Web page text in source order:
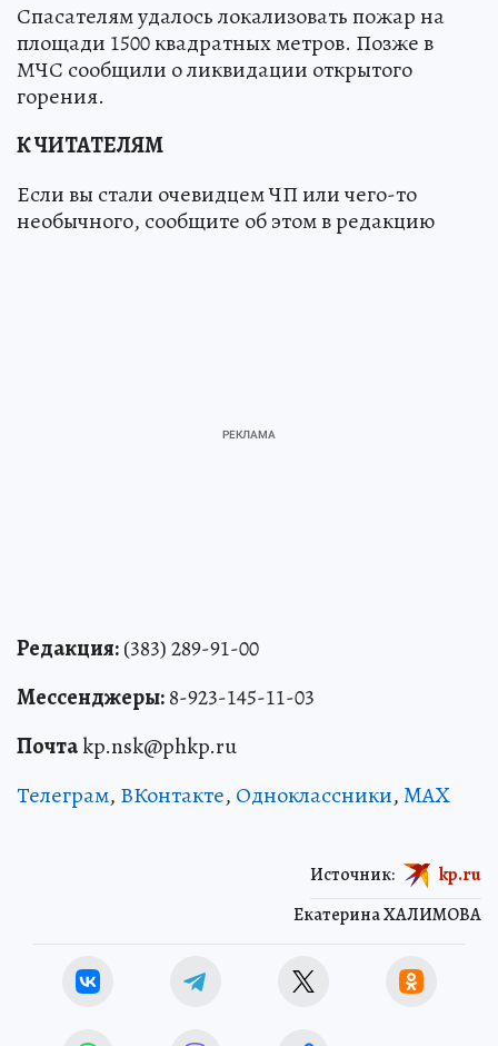
Спасателям удалось локализовать пожар на
площади 1500 квадратных метров. Позже в
МЧС сообщили о ликвидации открытого
горения.
К ЧИТАТЕЛЯМ
Если вы стали очевидцем ЧП или чего-то
необычного, сообщите об этом в редакцию
Редакция:(383) 289-91-00
Мессенджеры:8-923-145-11-03
Почтаkp.nsk@phkp.ru
Телеграм, ВКонтакте, Одноклассники,MAX
Екатерина ХАЛИМОВА
Источник: kp.ru